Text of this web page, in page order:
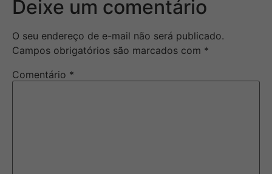
Deixe um comentário
O seu endereço de e-mail não será publicado.
Campos obrigatórios são marcados com *
Comentário *